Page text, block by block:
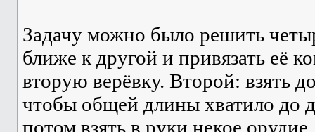
Задачу можно было решить
ближе к другой и привязать её
вторую верёвку. Второй: взять
чтобы общей длины хватило до
потом взять в руки некое